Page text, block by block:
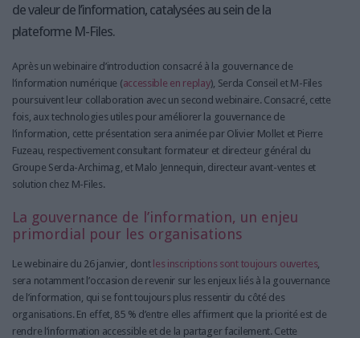
de valeur de l’information, catalysées au sein de la
plateforme M-Files.
Après un webinaire d’introduction consacré à la gouvernance de
l’information numérique (accessible en replay), Serda Conseil et M-Files
poursuivent leur collaboration avec un second webinaire. Consacré, cette
fois, aux technologies utiles pour améliorer la gouvernance de
l’information, cette présentation sera animée par Olivier Mollet et Pierre
Fuzeau, respectivement consultant formateur et directeur général du
Groupe Serda-Archimag, et Malo Jennequin, directeur avant-ventes et
solution chez M-Files.
La gouvernance de l’information, un enjeu
primordial pour les organisations
Le webinaire du 26 janvier, dont les inscriptions sont toujours ouvertes
sera notamment l’occasion de revenir sur les enjeux liés à la gouvernance
de l’information, qui se font toujours plus ressentir du côté des
organisations. En effet, 85 % d’entre elles affirment que la priorité est de
rendre l’information accessible et de la partager facilement. Cette